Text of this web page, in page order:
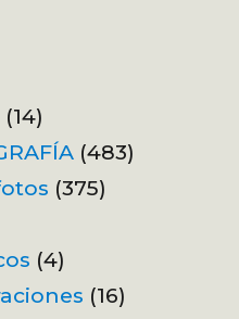
(14)
(483)
(375)
(4)
(16)